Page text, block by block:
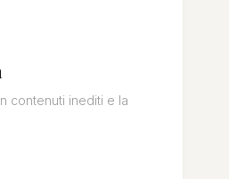
contenuti inediti e la